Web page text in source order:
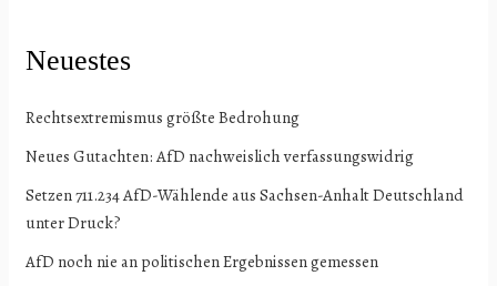
Neuestes
Rechtsextremismus größte Bedrohung
Neues Gutachten: AfD nachweislich verfassungswidrig
Setzen 711.234 AfD-Wählende aus Sachsen-Anhalt Deutschland
unter Druck?
AfD noch nie an politischen Ergebnissen gemessen